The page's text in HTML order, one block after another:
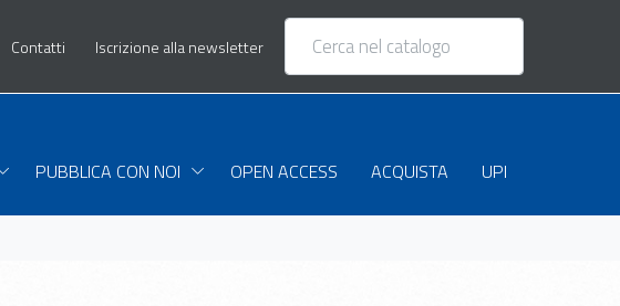
Contatti Iscrizione alla newsletter
PUBBLICA CON NOI OPEN ACCESS ACQUISTA UPI